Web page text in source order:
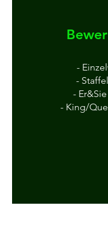
-
-
-
- King/